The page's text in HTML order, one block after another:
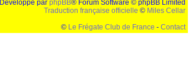
Développé par phpBB® Forum Software © phpBB Limited
Traduction française officielle © Miles Cellar
© Le Frégate Club de France - Contact